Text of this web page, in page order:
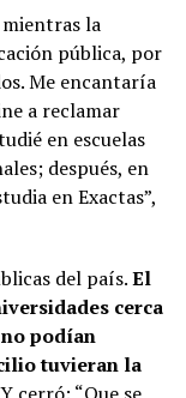
la
pública, por
Me encantaría
a reclamar
en escuelas
después, en
en Exactas”,
del país.El
cerca
podían
tuvieran la